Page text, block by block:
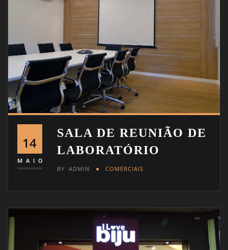
14
MAIO
SALA DE REUNIÃO DE
LABORATÓRIO
BY ADMIN COMERCIAIS